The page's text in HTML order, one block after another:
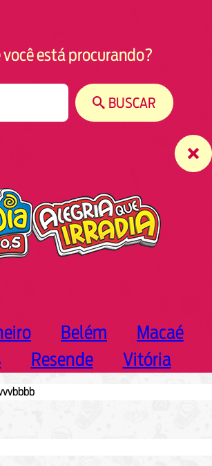
você está procurando?
BUSCAR
Belém
Macaé
Resende Vitória